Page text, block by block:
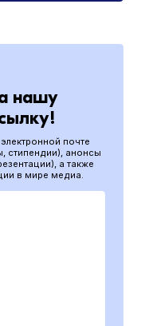
нашу
почте
стипендии), анонсы
а также
в мире медиа.